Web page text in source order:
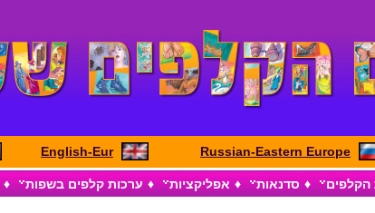
Russian-Eastern Europe
English-Eur
הקלפים ♦ סדנאות ♦ אפליקציות ♦ ערכות קלפים בשפות ♦